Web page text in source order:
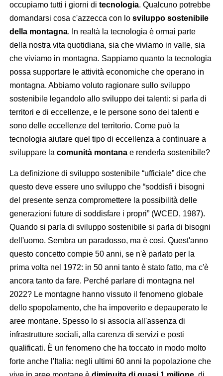
occupiamo tutti i giorni di tecnologia. Qualcuno potrebbe
domandarsi cosa c'azzecca con losviluppo sostenibile
della montagna. In realtà la tecnologia è ormai parte
della nostra vita quotidiana, sia che viviamo in valle, sia
che viviamo in montagna. Sappiamo quanto la tecnologia
possa supportare le attività economiche che operano in
montagna. Abbiamo voluto ragionare sullo sviluppo
sostenibile legandolo allo sviluppo dei talenti: si parla di
territori e di eccellenze, e le persone sono dei talenti e
sono delle eccellenze del territorio. Come può la
tecnologia aiutare quel tipo di eccellenza a continuare a
sviluppare la comunità montanae renderla sostenibile?
La definizione di sviluppo sostenibile “ufficiale” dice che
questo deve essere uno sviluppo che “soddisfi i bisogni
del presente senza compromettere la possibilità delle
generazioni future di soddisfare i propri” (WCED, 1987).
Quando si parla di sviluppo sostenibile si parla di bisogni
dell'uomo. Sembra un paradosso, ma è così. Quest'anno
questo concetto compie 50 anni, se n'è parlato per la
prima volta nel 1972: in 50 anni tanto è stato fatto, ma c'è
ancora tanto da fare. Perché parlare di montagna nel
2022? Le montagne hanno vissuto il fenomeno globale
dello spopolamento, che ha impoverito e depauperato le
aree montane. Spesso lo si associa all'assenza di
infrastrutture sociali, alla carenza di servizi e posti
qualificati. È un fenomeno che ha toccato in modo molto
forte anche l'Italia: negli ultimi 60 anni la popolazione che